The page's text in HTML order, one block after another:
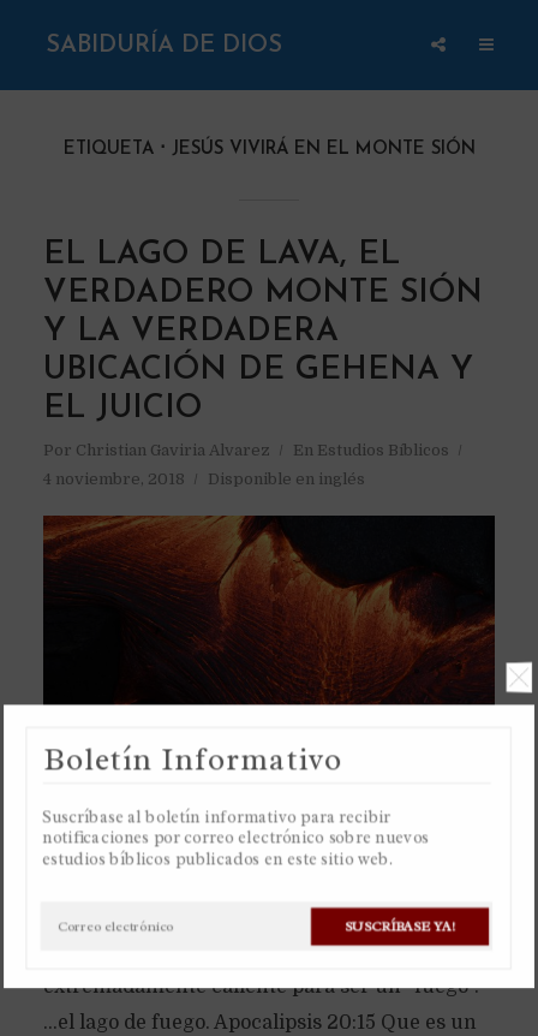
SABIDURÍA DE DIOS
ETIQUETA JESÚS VIVIRÁ EN EL MONTE SIÓN
EL LAGO DE LAVA, EL
VERDADERO MONTE SIÓN
Y LA VERDADERA
UBICACIÓN DE GEHENA Y
EL JUICIO
Por Christian Gaviria Alvarez En Estudios Bíblicos
4 noviembre, 2018
Disponible en inglés
por eso es llamado “lago de fuego”, porque la
lava es un líquido para ser un “lago”, y también
extremadamente caliente para ser un “fuego”.
…el lago de fuego. Apocalipsis 20:15 Que es un
SUSCRÍBASE YA!
Boletín Informativo
Suscríbase al boletín informativo para recibir
notificaciones por correo electrónico sobre nuevos
estudios bíblicos publicados en este sitio web.